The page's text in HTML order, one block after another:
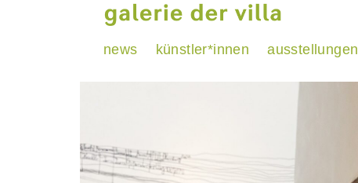
news künstler*innen ausstellungen